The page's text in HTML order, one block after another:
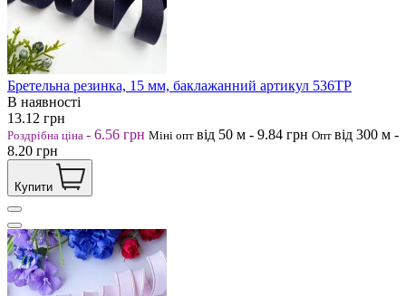
Бретельна резинка, 15 мм, баклажанний артикул 536ТР
В наявності
13.12 грн
Роздрібна ціна - 6.56 грн Міні опт від 50 м - 9.84 грн Опт від 300 м -
8.20 грн
Купити